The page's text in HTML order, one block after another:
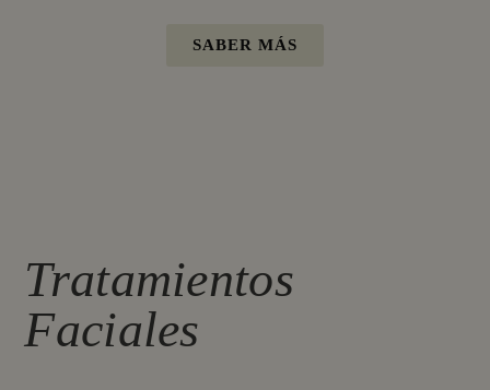
SABER MÁS
Tratamientos
Faciales